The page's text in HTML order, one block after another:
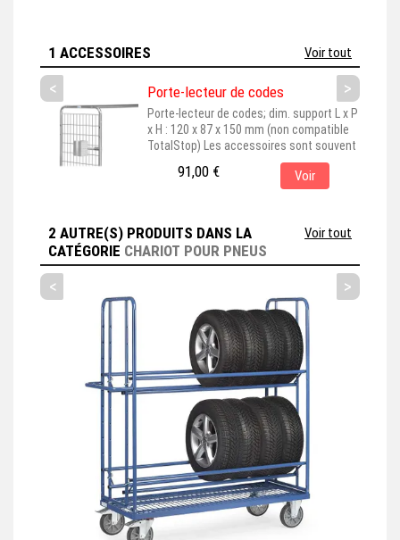
1 ACCESSOIRES Voir tout
< >
Porte-lecteur de codes
Porte-lecteur de codes; dim. support L x P
x H : 120 x 87 x 150 mm (non compatible
TotalStop) Les accessoires sont souvent
représentés montés sur leur produit de
base, pour une meilleure visualisation. En
choisissant cet accessoire, assurez-vous
que vous avez sélectionné. Cet
accessoire est couramment...
91,00 € Voir
2 AUTRE(S) PRODUITS DANS LA
CATÉGORIE CHARIOT POUR PNEUS
Voir tout
< >